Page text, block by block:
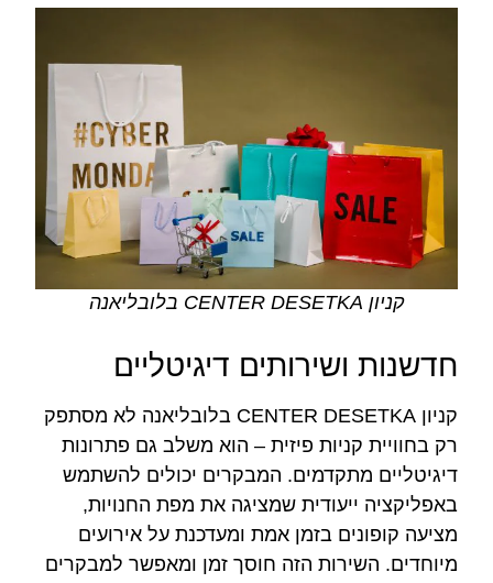
קניון CENTER DESETKA בלובליאנה
חדשנות ושירותים דיגיטליים
קניון CENTER DESETKA בלובליאנה לא מסתפק
רק בחוויית קניות פיזית – הוא משלב גם פתרונות
דיגיטליים מתקדמים. המבקרים יכולים להשתמש
באפליקציה ייעודית שמציגה את מפת החנויות,
מציעה קופונים בזמן אמת ומעדכנת על אירועים
מיוחדים. השירות הזה חוסך זמן ומאפשר למבקרים